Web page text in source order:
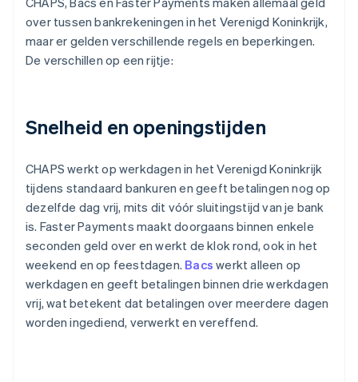
over tussen bankrekeningen in het Verenigd Koninkrijk,
maar er gelden verschillende regels en beperkingen.
De verschillen op een rijtje:
Snelheid en openingstijden
CHAPS werkt op werkdagen in het Verenigd Koninkrijk
tijdens standaard bankuren en geeft betalingen nog op
dezelfde dag vrij, mits dit vóór sluitingstijd van je bank
is. Faster Payments maakt doorgaans binnen enkele
seconden geld over en werkt de klok rond, ook in het
weekend en op feestdagen. Bacs werkt alleen op
werkdagen en geeft betalingen binnen drie werkdagen
vrij, wat betekent dat betalingen over meerdere dagen
worden ingediend, verwerkt en vereffend.